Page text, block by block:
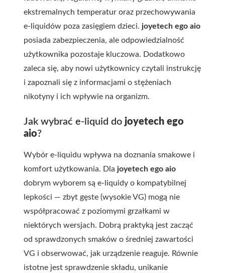
ekstremalnych temperatur oraz przechowywania
e-liquidów poza zasięgiem dzieci. joyetech ego aio
posiada zabezpieczenia, ale odpowiedzialność
użytkownika pozostaje kluczowa. Dodatkowo
zaleca się, aby nowi użytkownicy czytali instrukcję
i zapoznali się z informacjami o stężeniach
nikotyny i ich wpływie na organizm.
Jak wybrać e-liquid do joyetech ego
aio?
Wybór e-liquidu wpływa na doznania smakowe i
komfort użytkowania. Dla joyetech ego aio
dobrym wyborem są e-liquidy o kompatybilnej
lepkości — zbyt gęste (wysokie VG) mogą nie
współpracować z poziomymi grzałkami w
niektórych wersjach. Dobrą praktyką jest zacząć
od sprawdzonych smaków o średniej zawartości
VG i obserwować, jak urządzenie reaguje. Równie
istotne jest sprawdzenie składu, unikanie